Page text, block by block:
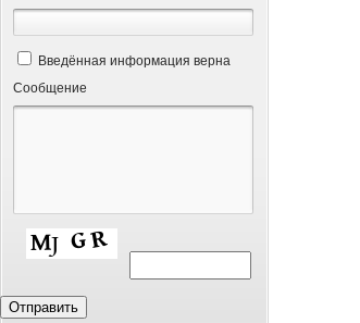
Введённая информация верна
Сообщение